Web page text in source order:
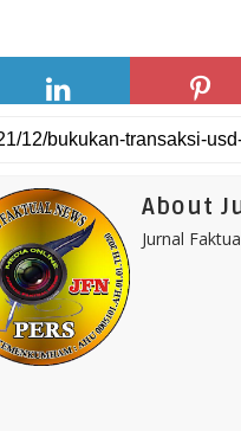
About
Jurnal